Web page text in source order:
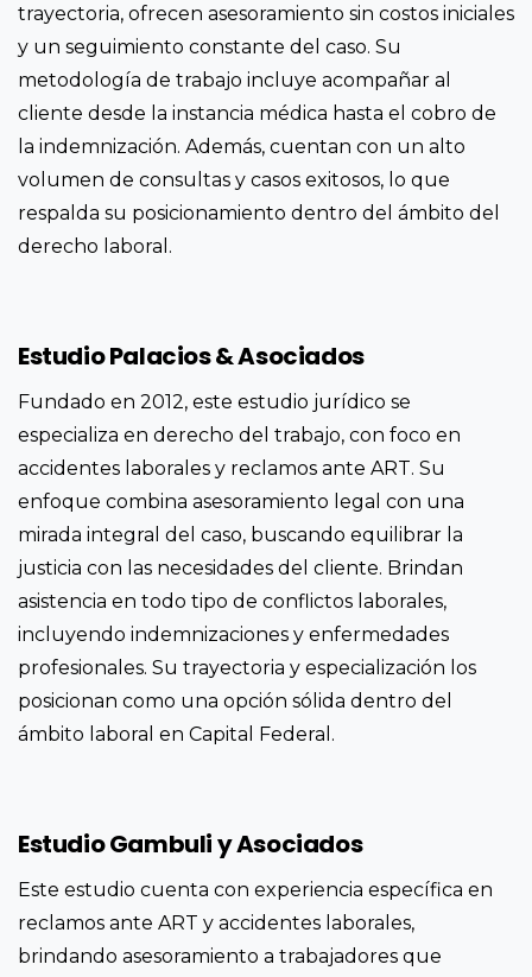
trayectoria, ofrecen asesoramiento sin costos iniciales
y un seguimiento constante del caso. Su
metodología de trabajo incluye acompañar al
cliente desde la instancia médica hasta el cobro de
la indemnización. Además, cuentan con un alto
volumen de consultas y casos exitosos, lo que
respalda su posicionamiento dentro del ámbito del
derecho laboral.
Estudio Palacios & Asociados
Fundado en 2012, este estudio jurídico se
especializa en derecho del trabajo, con foco en
accidentes laborales y reclamos ante ART. Su
enfoque combina asesoramiento legal con una
mirada integral del caso, buscando equilibrar la
justicia con las necesidades del cliente. Brindan
asistencia en todo tipo de conflictos laborales,
incluyendo indemnizaciones y enfermedades
profesionales. Su trayectoria y especialización los
posicionan como una opción sólida dentro del
ámbito laboral en Capital Federal.
Estudio Gambuli y Asociados
Este estudio cuenta con experiencia específica en
reclamos ante ART y accidentes laborales,
brindando asesoramiento a trabajadores que